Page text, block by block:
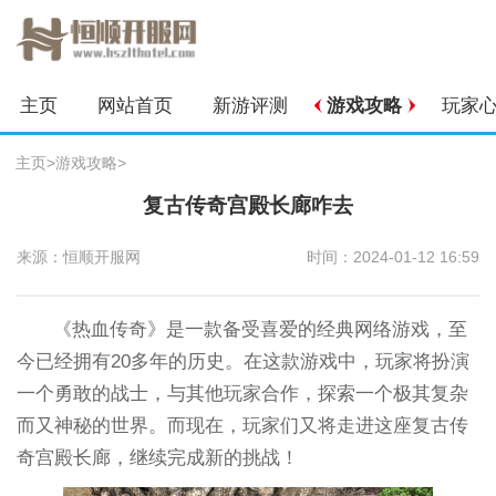
主页 网站首页 新游评测 游戏攻略 玩家
主页>游戏攻略>
复古传奇宫殿长廊咋去
来源：恒顺开服网 时间：2024-01-12 16:59
《热血传奇》是一款备受喜爱的经典网络游戏，至
今已经拥有20多年的历史。在这款游戏中，玩家将扮演
一个勇敢的战士，与其他玩家合作，探索一个极其复杂
而又神秘的世界。而现在，玩家们又将走进这座复古传
奇宫殿长廊，继续完成新的挑战！